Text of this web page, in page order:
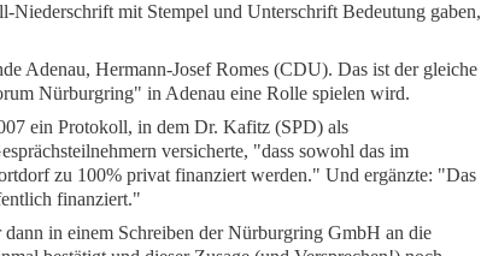
Niederschrift mit Stempel und Unterschrift Bedeutung gaben,
Adenau, Hermann-Josef Romes (CDU). Das ist der gleiche
Nürburgring" in Adenau eine Rolle spielen wird.
ein Protokoll, in dem Dr. Kafitz (SPD) als
versicherte, "dass sowohl das im
zu 100% privat finanziert werden." Und ergänzte: "Das
finanziert."
in einem Schreiben der Nürburgring GmbH an die